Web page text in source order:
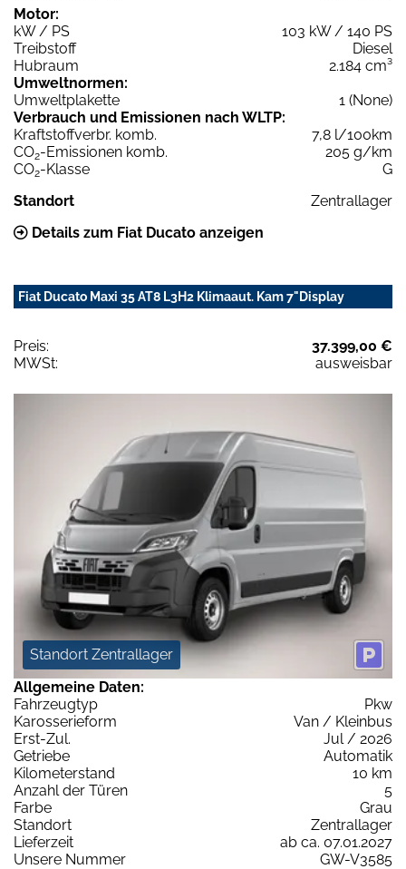
Motor:
kW / PS
103 kW / 140 PS
Treibstoff
Diesel
Hubraum
2.184 cm³
Umweltnormen:
Umweltplakette
1 (None)
Verbrauch und Emissionen nach WLTP:
Kraftstoffverbr. komb.
7,8 l/100km
CO2-Emissionen komb.
205 g/km
CO2-Klasse
G
Standort
Zentrallager
Details zum Fiat Ducato anzeigen
Fiat Ducato Maxi 35 AT8 L3H2 Klimaaut. Kam 7"Display
Preis:
37.399,00 €
MWSt:
ausweisbar
Standort Zentrallager
Allgemeine Daten:
Fahrzeugtyp
Pkw
Karosserieform
Van / Kleinbus
Erst-Zul.
Jul / 2026
Getriebe
Automatik
Kilometerstand
10 km
Anzahl der Türen
5
Farbe
Grau
Standort
Zentrallager
Lieferzeit
ab ca. 07.01.2027
Unsere Nummer
GW-V3585